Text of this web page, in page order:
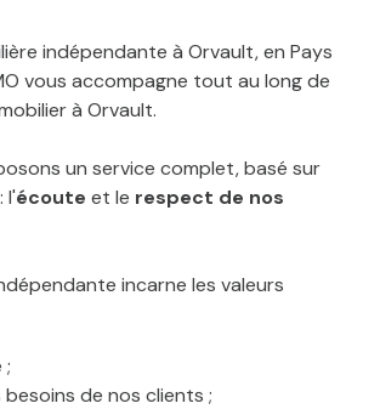
indépendante à Orvault, en Pays
vous accompagne tout au long de
à Orvault.
un service complet, basé sur
l'écoute et le respect de nos
incarne les valeurs
;
de nos clients ;